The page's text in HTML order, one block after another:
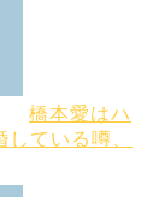
橋本愛はハ
ている噂、